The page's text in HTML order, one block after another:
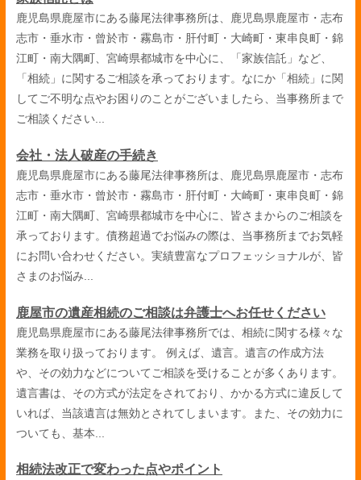
鹿児島県鹿屋市にある藤尾法律事務所は、鹿児島県鹿屋市・志布
志市・垂水市・曾於市・霧島市・肝付町・大崎町・東串良町・錦
江町・南大隅町、宮崎県都城市を中心に、「家族信託」など、
「相続」に関するご相談を承っております。なにか「相続」に関
してご不明な点やお困りのことがございましたら、当事務所まで
ご相談ください...
会社・法人破産の手続き
鹿児島県鹿屋市にある藤尾法律事務所は、鹿児島県鹿屋市・志布
志市・垂水市・曾於市・霧島市・肝付町・大崎町・東串良町・錦
江町・南大隅町、宮崎県都城市を中心に、皆さまからのご相談を
承っております。債務超過でお悩みの際は、当事務所までお気軽
にお問い合わせください。実績豊富なプロフェッショナルが、皆
さまのお悩み...
鹿屋市の遺産相続のご相談は弁護士へお任せください
鹿児島県鹿屋市にある藤尾法律事務所では、相続に関する様々な
業務を取り扱っております。 例えば、遺言。遺言の作成方法
や、その効力などについてご相談を受けることが多くあります。
遺言書は、その方式が法定をされており、かかる方式に違反して
いれば、当該遺言は無効とされてしまいます。また、その効力に
ついても、基本...
相続法改正で変わった点やポイント